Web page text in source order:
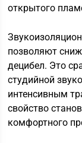
открытого
позволяют
децибел. Это
студийной
интенсивным
свойство
комфортного